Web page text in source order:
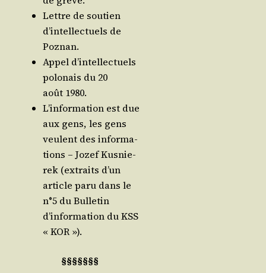
Lettre de sou­tien
d’in­tel­lec­tuels de
Poznan.
Appel d’in­tel­lec­tuels
polo­nais du 20
août 1980.
L’in­for­ma­tion est due
aux gens, les gens
veulent des infor­ma­
tions – Jozef Kus­nie­
rek (extraits d’un
article paru dans le
n°5 du Bulletin
d’in­for­ma­tion du KSS
« KOR »).
§§§§§§§